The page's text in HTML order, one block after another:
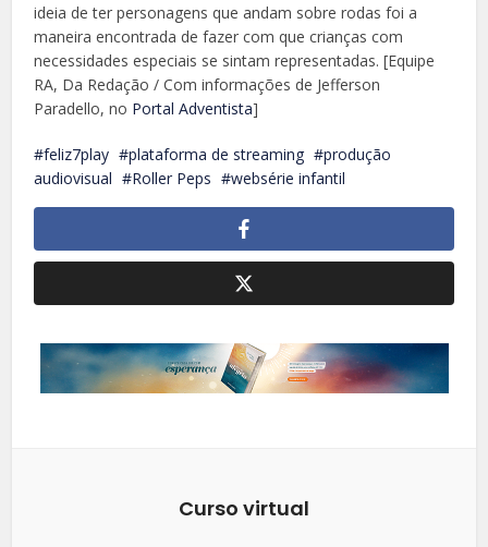
ideia de ter personagens que andam sobre rodas foi a
maneira encontrada de fazer com que crianças com
necessidades especiais se sintam representadas. [Equipe
RA, Da Redação / Com informações de Jefferson
Paradello, no Portal Adventista]
feliz7play plataforma de streaming
produção
audiovisual
Roller Peps websérie infantil
Curso virtual